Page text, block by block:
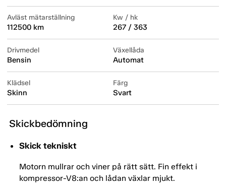
Avläst mätarställning
112500 km
Kw / hk
267 / 363
Drivmedel
Bensin
Växellåda
Automat
Klädsel
Skinn
Färg
Svart
Skickbedömning
Skick tekniskt
Motorn mullrar och viner på rätt sätt. Fin effekt i
kompressor-V8:an och lådan växlar mjukt.